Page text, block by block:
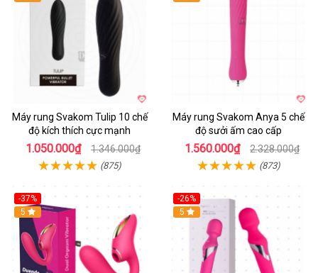
Máy rung Svakom Tulip 10 chế
độ kích thích cực mạnh
1.050.000₫ 1.346.000₫
(875)
Máy rung Svakom Anya 5 chế
độ sưởi ấm cao cấp
1.560.000₫ 2.328.000₫
(873)
-37%
Hot
5
-26%
Hot
5